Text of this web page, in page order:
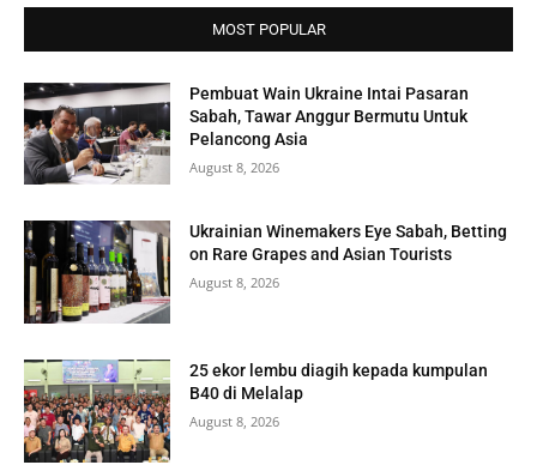
MOST POPULAR
Pembuat Wain Ukraine Intai Pasaran
Sabah, Tawar Anggur Bermutu Untuk
Pelancong Asia
August 8, 2026
Ukrainian Winemakers Eye Sabah, Betting
on Rare Grapes and Asian Tourists
August 8, 2026
25 ekor lembu diagih kepada kumpulan
B40 di Melalap
August 8, 2026